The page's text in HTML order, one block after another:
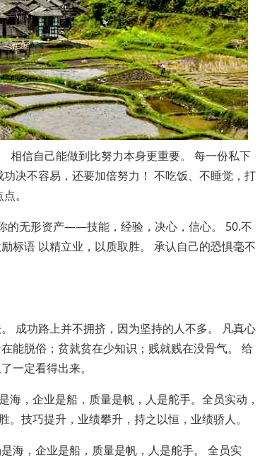
相信自己能做到比努力本身更重要。 每一份私下
决不容易，还要加倍努力！ 不吃饭、不睡觉，打
。
的无形资产——技能，经验，决心，信心。 50.不
标语 以精立业，以质取胜。 承认自己的恐惧毫不
成功路上并不拥挤，因为坚持的人不多。 凡真心
能脱俗；贫就贫在少知识；贱就贱在没骨气。 给
一定看得出来。
，企业是船，质量是帆，人是舵手。全员实动，
技巧提升，业绩攀升，持之以恒，业绩骄人。
海，企业是船，质量是帆，人是舵手。 全员实